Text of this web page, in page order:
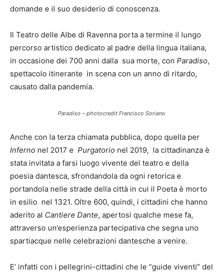
domande e il suo desiderio di conoscenza.
Il Teatro delle Albe di Ravenna porta a termine il lungo
percorso artistico dedicato al padre della lingua italiana,
in occasione dei 700 anni dalla sua morte, con Paradiso,
spettacolo itinerante in scena con un anno di ritardo,
causato dalla pandemia.
Paradiso – photocredit Francisco Soriano
Anche con la terza chiamata pubblica, dopo quella per
Inferno nel 2017 e Purgatorio nel 2019, la cittadinanza è
stata invitata a farsi luogo vivente del teatro e della
poesia dantesca, sfrondandola da ogni retorica e
portandola nelle strade della città in cui il Poeta è morto
in esilio nel 1321. Oltre 600, quindi, i cittadini che hanno
aderito al Cantiere Dante, apertosi qualche mese fa,
attraverso un’esperienza partecipativa che segna uno
spartiacque nelle celebrazioni dantesche a venire.
E’ infatti con i pellegrini-cittadini che le “guide viventi” del